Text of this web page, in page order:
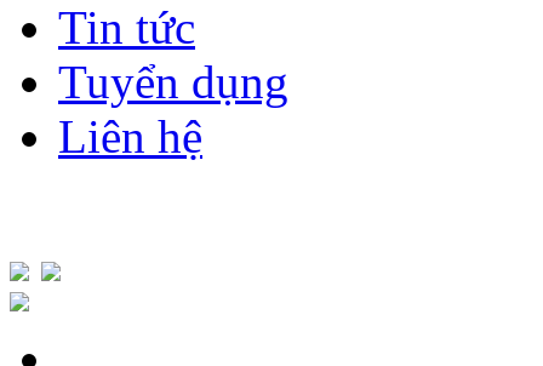
Tin tức
Tuyển dụng
Liên hệ